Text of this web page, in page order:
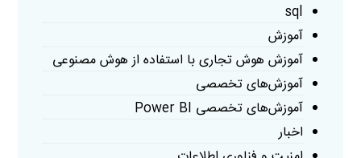
sql
آموزش
آموزش هوش تجاری با استفاده از هوش مصنوعی
آموزش‌های تخصصی
آموزش‌های تخصصی Power BI
اخبار